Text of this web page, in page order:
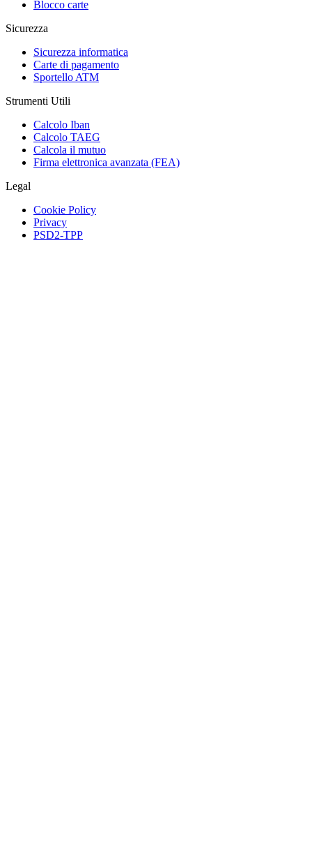
Blocco carte
Sicurezza
Sicurezza informatica
Carte di pagamento
Sportello ATM
Strumenti Utili
Calcolo Iban
Calcolo TAEG
Calcola il mutuo
Firma elettronica avanzata (FEA)
Legal
Cookie Policy
Privacy
PSD2-TPP